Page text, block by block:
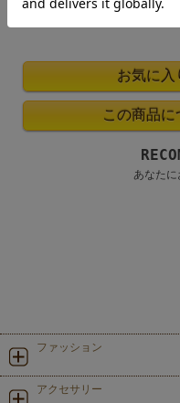
あなた
ファッション
アクセサリー